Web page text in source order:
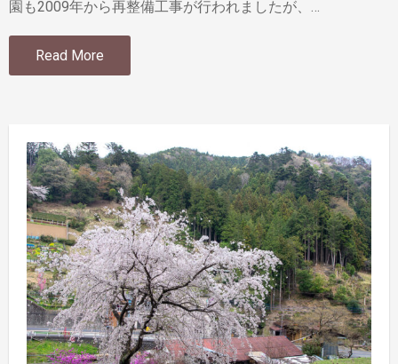
園も2009年から再整備工事が行われましたが、…
Read More